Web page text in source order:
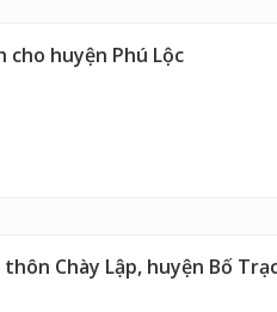
huyện Phú Lộc
Chày Lập, huyện Bố